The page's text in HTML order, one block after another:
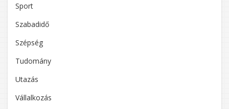
Sport
Szabadidő
Szépség
Tudomány
Utazás
Vállalkozás